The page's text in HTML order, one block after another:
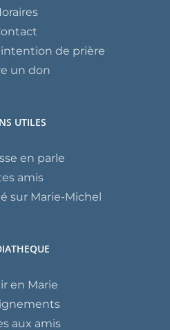
de prière
un don
UTILES
en parle
amis
sur Marie-Michel
en Marie
aux amis